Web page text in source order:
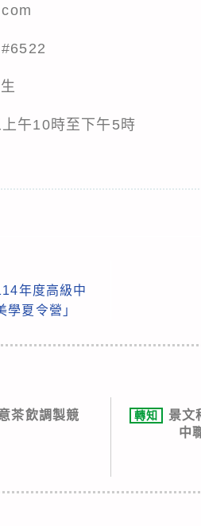
午10時至下午5時
年度高級中
夏令營」
茶飲調製競
轉知
景文
中